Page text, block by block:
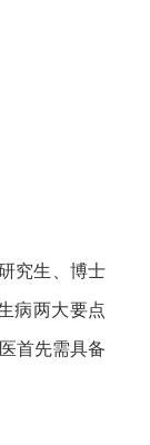
究生、博士
病两大要点
首先需具备